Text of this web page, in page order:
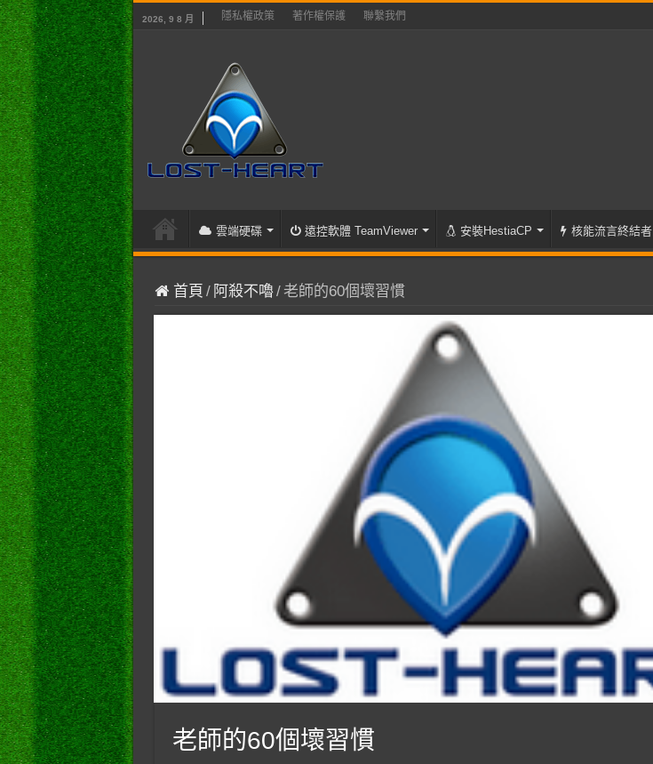
2026, 9 8 月 隱私權政策 著作權保護 聯繫我們
雲端硬碟 遠控軟體 TeamViewer 安裝HestiaCP 核能流言終結者
首頁 / 阿殺不嚕/ 老師的60個壞習慣
老師的60個壞習慣